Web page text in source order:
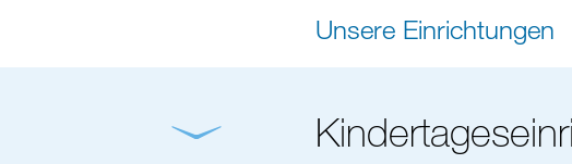
Unsere Einrichtungen